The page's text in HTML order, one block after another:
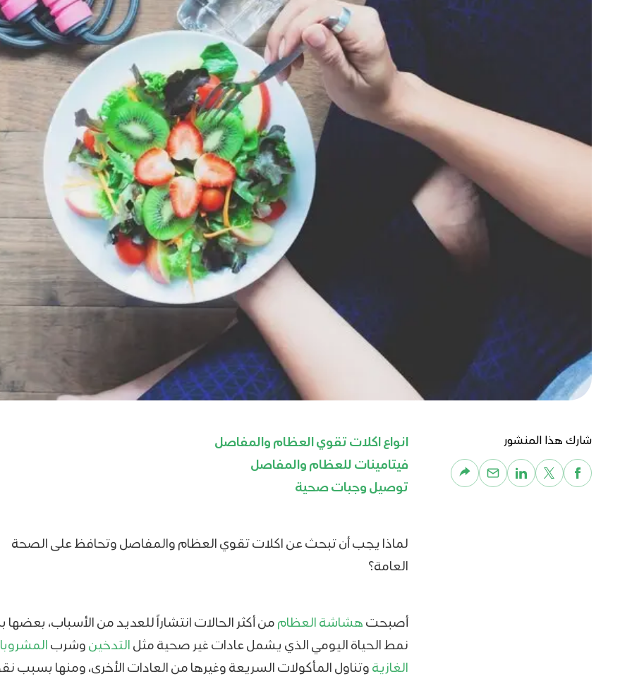
شارك هذا المنشور
انواع اكلات تقوي العظام والمفاصل
فيتامينات للعظام والمفاصل
توصيل وجبات صحية
لماذا يجب أن تبحث عن اكلات تقوي العظام والمفاصل وتحافظ على الصحة
العامة؟
أصبحت هشاشة العظام من أكثر الحالات انتشاراً للعديد من الأسباب،
نمط الحياة اليومي الذي يشمل عادات غير صحية مثل التدخين وشرب
الغازية وتناول المأكولات السريعة وغيرها من العادات الأخرى، ومنها بسبب